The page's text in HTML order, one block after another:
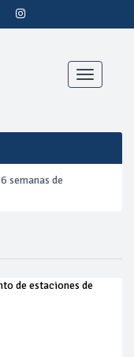
Toggle
semanas de